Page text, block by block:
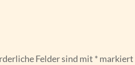
Felder sind mit * markiert